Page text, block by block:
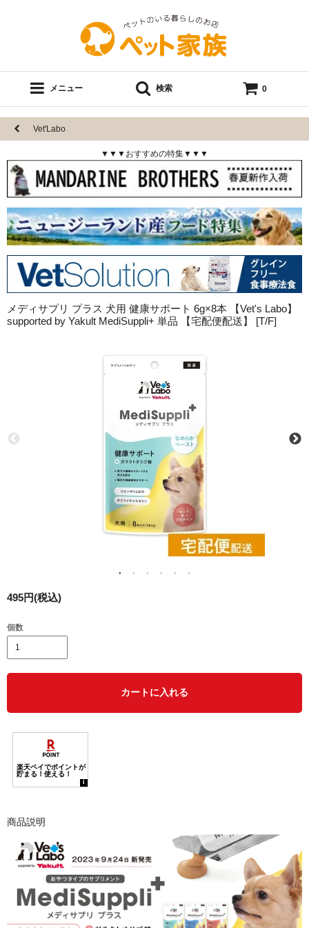
メニュー 検索 0
Vet'Labo
▼▼▼おすすめの特集▼▼▼
メディサプリ プラス 犬用 健康サポート 6g×8本 【Vet's Labo】
supported by Yakult MediSuppli+ 単品 【宅配便配送】 [T/F]
495円(税込)
個数
カートに入れる
商品説明